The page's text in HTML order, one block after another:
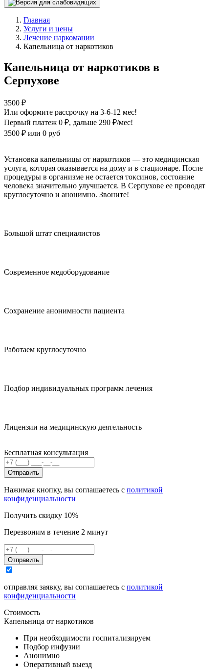
Главная
Услуги и цены
Лечение наркомании
Капельница от наркотиков
Капельница от наркотиков в
Серпухове
3500 ₽
Или оформите рассрочку на 3-6-12 мес!
Первый платеж 0 ₽, дальше 290 ₽/мес!
3500 ₽ или 0 руб
Установка капельницы от наркотиков — это медицинская
услуга, которая оказывается на дому и в стационаре. После
процедуры в организме не остается токсинов, состояние
человека значительно улучшается. В Серпухове ее проводят
круглосуточно и анонимно. Звоните!
Большой штат специалистов
Современное медоборудование
Сохранение анонимности пациента
Работаем круглосуточно
Подбор индивидуальных программ лечения
Лицензии на медицинскую деятельность
Бесплатная консультация
Отправить
Нажимая кнопку, вы соглашаетесь с политикой
конфиденциальности
Получить скидку 10%
Перезвоним в течение 2 минут
Отправить
отправляя заявку, вы соглашаетесь с политикой
конфиденциальности
Стоимость
Капельница от наркотиков
При необходимости госпитализируем
Подбор инфузии
Анонимно
Оперативный выезд